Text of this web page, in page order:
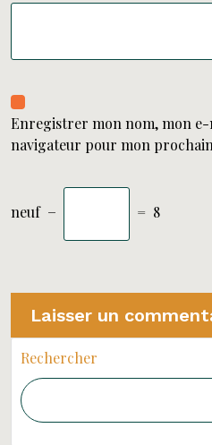
Enregistrer mon nom, mon e-
navigateur pour mon
neuf − = 8
Rechercher